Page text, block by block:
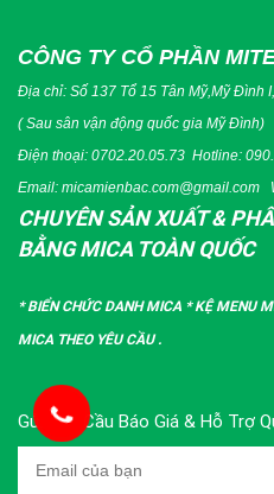
CÔNG TY CỔ PHẦN
Địa chỉ: Số 137 Tổ 15 Tân Mỹ,Mỹ Đình
( Sau sân vận động quốc gia Mỹ Đình)
Điện thoại: 0702.20.05.73 Hotline:
Email: micamienbac.com@gmail.com
CHUYÊN SẢN XUẤT &
BẰNG MICA TOÀN QUỐC
*BIỂN CHỨC DANH MICA *KỆ MENU
MICA THEO YÊU CẦU.
Gửi Yêu Cầu Báo Giá & Hỗ Trợ